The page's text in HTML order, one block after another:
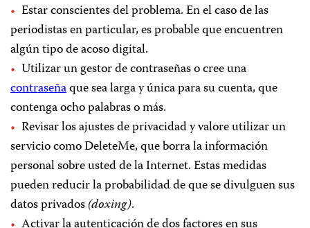
Estar conscientes del problema. En el caso de las
periodistas en particular, es probable que encuentren
algún tipo de acoso digital.
Utilizar un gestor de contraseñas o cree una
contraseñaque sea larga y única para su cuenta, que
contenga ocho palabras o más.
Revisar los ajustes de privacidad y valore utilizar un
servicio como DeleteMe, que borra la información
personal sobre usted de la Internet. Estas medidas
pueden reducir la probabilidad de que se divulguen sus
datos privados(doxing).